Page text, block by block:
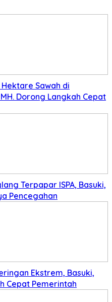
Sawah di
Dorong Langkah Cepat
Terpapar ISPA, Basuki,
Pencegahan
Ekstrem, Basuki,
Cepat Pemerintah